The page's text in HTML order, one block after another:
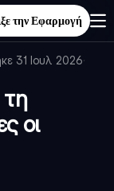
την Εφαρμογή
31 Ιουλ 2026·
τη
οι